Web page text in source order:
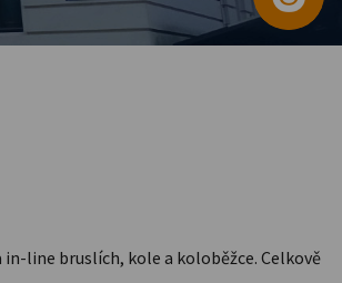
in-line bruslích, kole a koloběžce. Celkově